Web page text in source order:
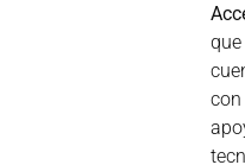
que